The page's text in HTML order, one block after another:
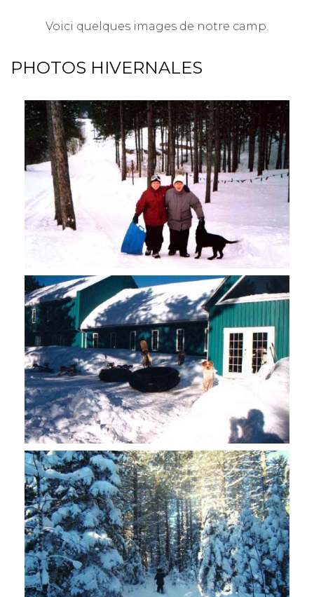
Voici quelques images de notre camp.
PHOTOS HIVERNALES